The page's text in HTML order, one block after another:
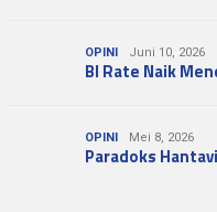
OPINI Juni 10, 2026
BI Rate Naik
OPINI Mei 8, 2026
Paradoks